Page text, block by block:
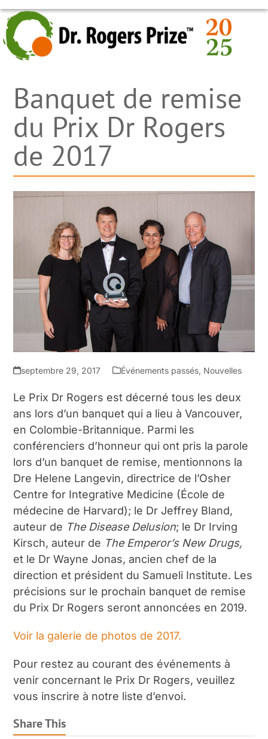
Skip
to
content
OPEN
MOBILE
MENU
CLOSE
MOBILE
MENU
Banquet de remise
du Prix Dr Rogers
de 2017
septembre 29, 2017 Événements passés, Nouvelles
Le Prix Dr Rogers est décerné tous les deux
ans lors d’un banquet qui a lieu à Vancouver,
en Colombie-Britannique. Parmi les
conférenciers d’honneur qui ont pris la parole
lors d’un banquet de remise, mentionnons la
Dre Helene Langevin, directrice de l’Osher
Centre for Integrative Medicine (École de
médecine de Harvard); le Dr Jeffrey Bland,
auteur de The Disease Delusion; le Dr Irving
Kirsch, auteur de The Emperor’s New Drugs,
et le Dr Wayne Jonas, ancien chef de la
direction et président du Samueli Institute. Les
précisions sur le prochain banquet de remise
du Prix Dr Rogers seront annoncées en 2019.
Voir la galerie de photos de 2017.
Pour restez au courant des événements à
venir concernant le Prix Dr Rogers, veuillez
vous inscrire à notre liste d’envoi.
Share This